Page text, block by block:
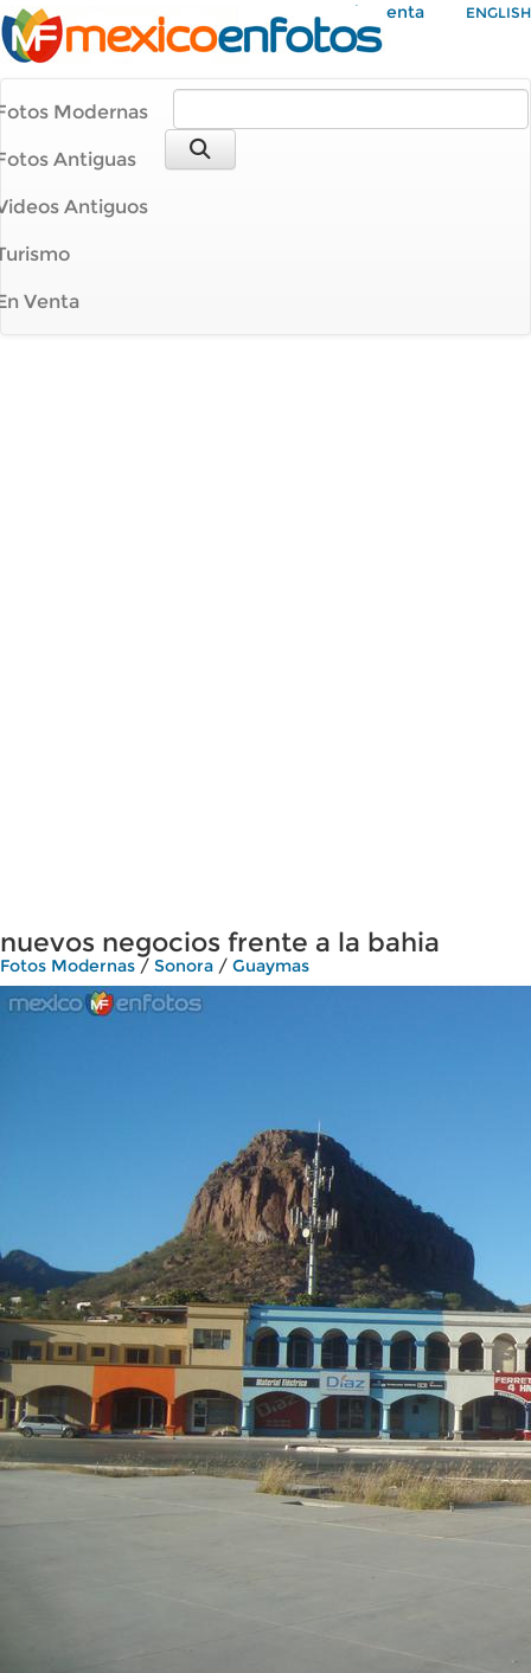
Mi Cuenta ENGLISH
Modernas
Antiguas
Antiguos
Venta
nuevos negocios frente a la bahia
Fotos Modernas / Sonora / Guaymas